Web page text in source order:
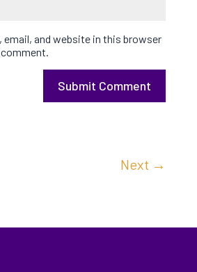
email, and website in this browser
Submit Comment
Next →